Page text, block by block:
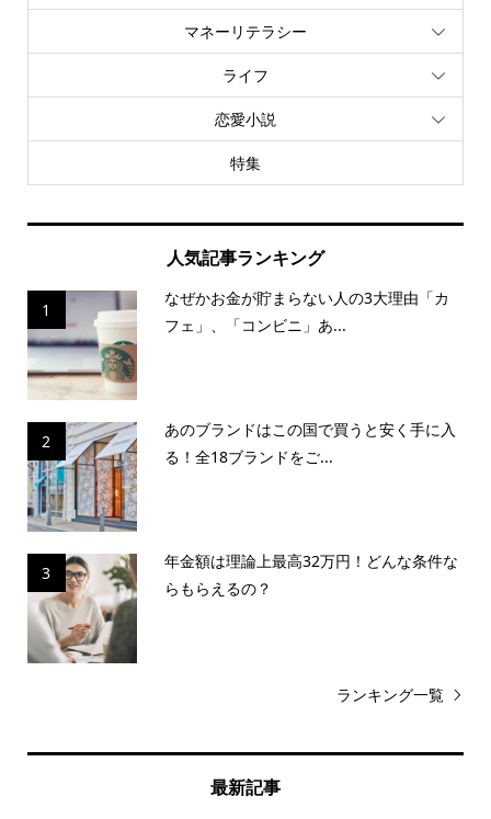
マネーリテラシー
ライフ
恋愛小説
特集
人気記事ランキング
1
なぜかお金が貯まらない人の3大理由「カ
フェ」、「コンビニ」あ...
2
あのブランドはこの国で買うと安く手に入
る！全18ブランドをご...
3
年金額は理論上最高32万円！どんな条件な
らもらえるの？
ランキング一覧
最新記事